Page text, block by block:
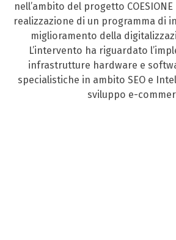
nell’ambito del progetto COESIONE
realizzazione di un programma di
miglioramento della
L’intervento ha riguardato
infrastrutture hardware e
specialistiche in ambito SEO e
sviluppo e-